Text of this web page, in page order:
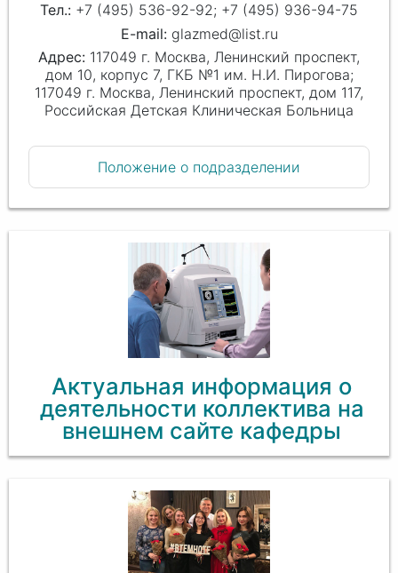
+7 (495) 536-92-92; +7 (495) 936-94-75
glazmed@list.ru
117049 г. Москва, Ленинский проспект,
дом 10, корпус 7, ГКБ №1 им. Н.И. Пирогова;
117049 г. Москва, Ленинский проспект, дом 117,
Российская Детская Клиническая Больница
Положение о подразделении
Актуальная информация о
деятельности коллектива на
внешнем сайте кафедры